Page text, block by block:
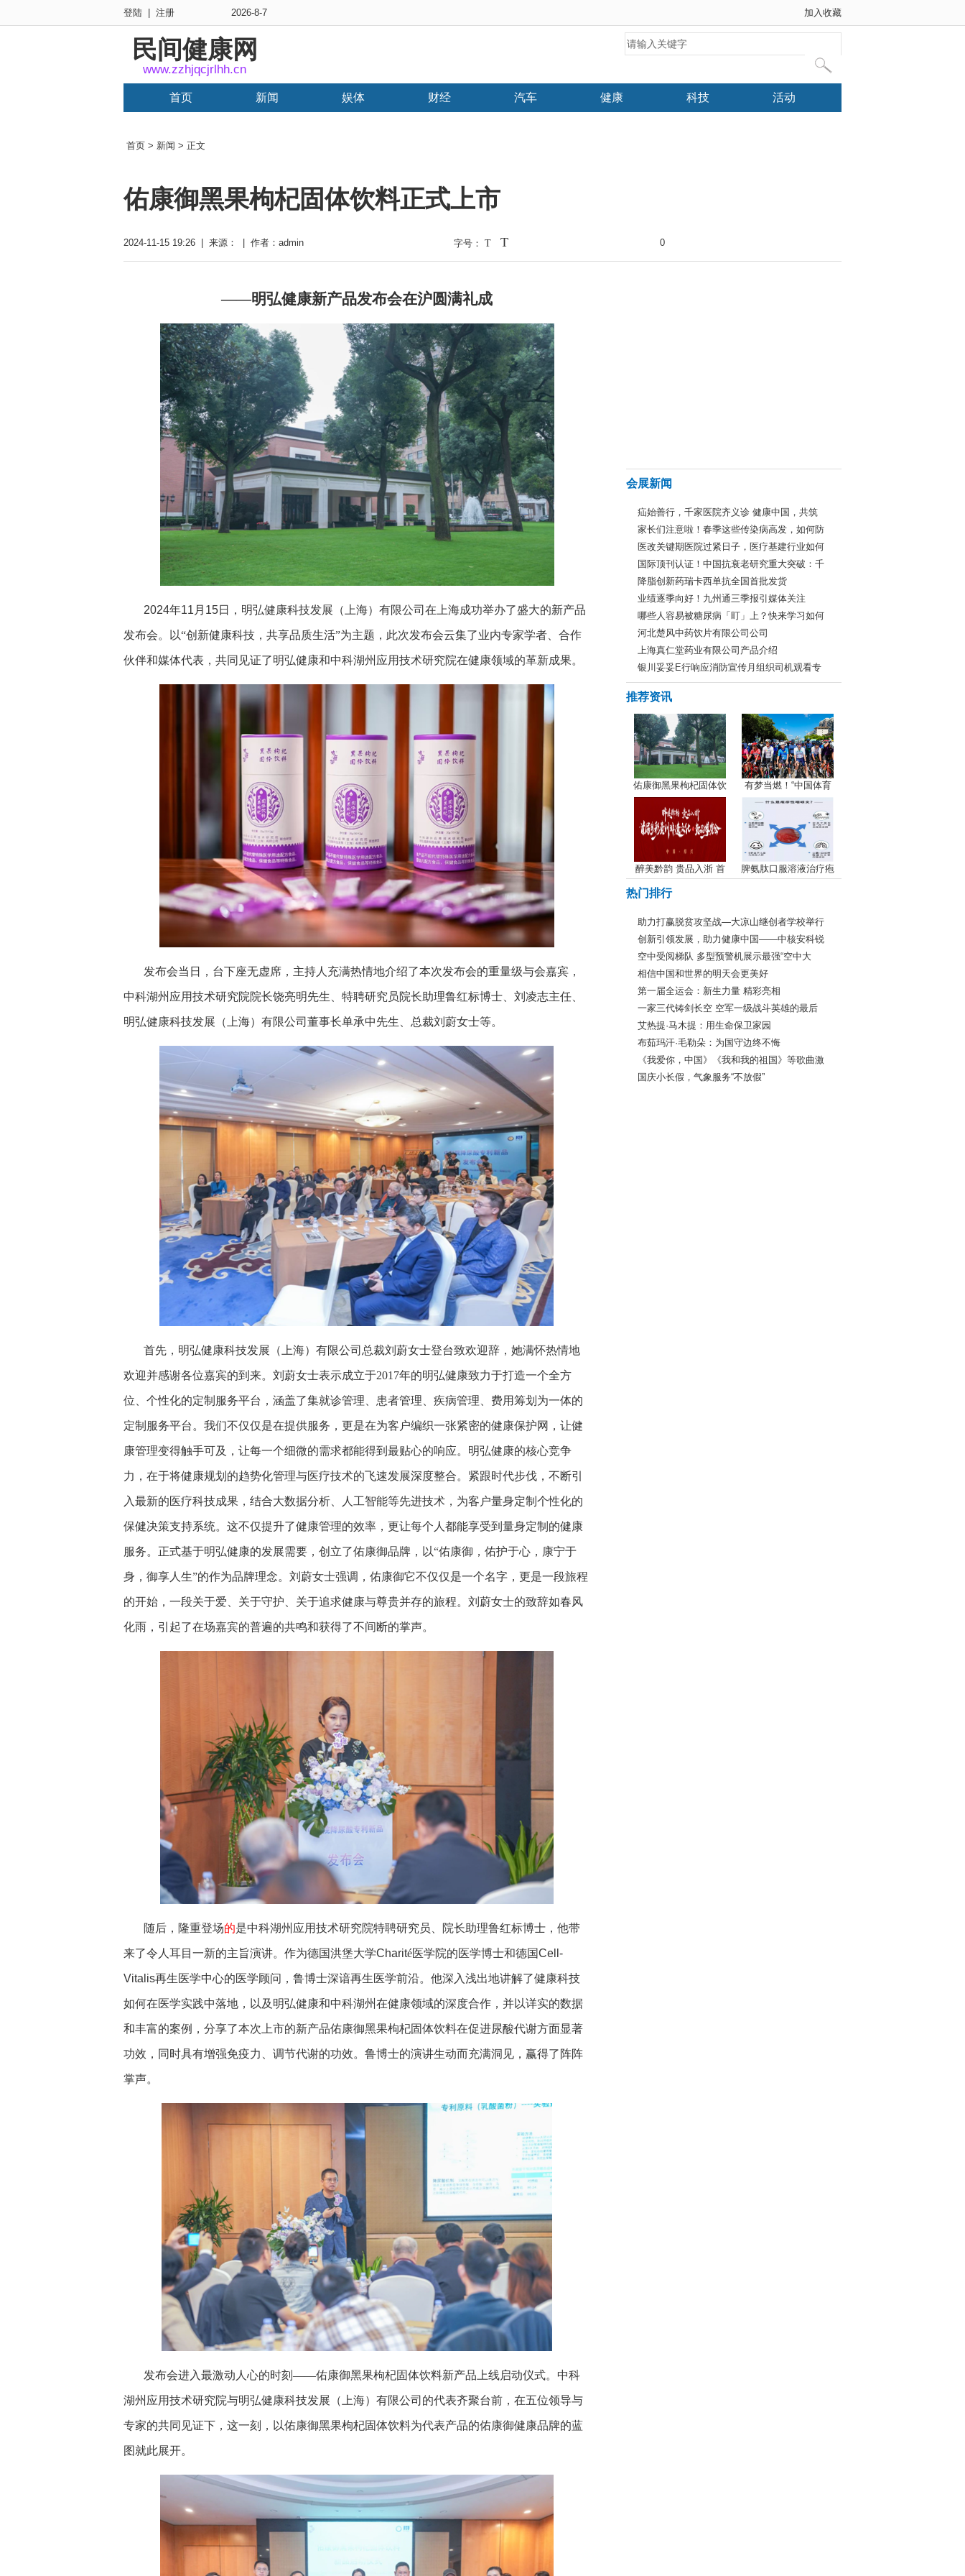
登陆 注册 2026-8-7 加入收藏
民间健康网
www.zzhjqcjrlhh.cn
首页 新闻 娱体 财经 汽车 健康 科技 活动
首页 > 新闻 > 正文
佑康御黑果枸杞固体饮料正式上市
2024-11-15 19:26 | 来源： | 作者：admin 字号： T T 0
——明弘健康新产品发布会在沪圆满礼成
2024年11 月 15日，明弘健康科技发展（上海）有限公司在上海成功举办了盛大的新产品
发布会。以“创新健康科技，共享品质生活”为主题，此次发布会云集了业内专家学者、合作
伙伴和媒体代表，共同见证了明弘健康和中科湖州应用技术研究院在健康领域的革新成果。
发布会当日，台下座无虚席，主持人充满热情地介绍了本次发布会的重量级与会嘉宾，
中科湖州应用技术研究院院长饶亮明先生、特聘研究员院长助理鲁红标博士、刘凌志主任、
明弘健康科技发展（上海）有限公司董事长单承中先生、总裁刘蔚女士等。
首先，明弘健康科技发展（上海）有限公司总裁刘蔚女士登台致欢迎辞，她满怀热情地
欢迎并感谢各位嘉宾的到来。刘蔚女士表示成立于2017年的明弘健康致力于打造一个全方
位、个性化的定制服务平台，涵盖了集就诊管理、患者管理、疾病管理、费用筹划为一体的
定制服务平台。我们不仅仅是在提供服务，更是在为客户编织一张紧密的健康保护网，让健
康管理变得触手可及，让每一个细微的需求都能得到最贴心的响应。明弘健康的核心竞争
力，在于将健康规划的趋势化管理与医疗技术的飞速发展深度整合。紧跟时代步伐，不断引
入最新的医疗科技成果，结合大数据分析、人工智能等先进技术，为客户量身定制个性化的
保健决策支持系统。这不仅提升了健康管理的效率，更让每个人都能享受到量身定制的健康
服务。正式基于明弘健康的发展需要，创立了佑康御品牌，以“佑康御，佑护于心，康宁于
身，御享人生”的作为品牌理念。刘蔚女士强调，佑康御它不仅仅是一个名字，更是一段旅程
的开始，一段关于爱、关于守护、关于追求健康与尊贵并存的旅程。刘蔚女士的致辞如春风
化雨，引起了在场嘉宾的普遍的共鸣和获得了不间断的掌声。
随后，隆重登场的是中科湖州应用技术研究院特聘研究员、院长助理鲁红标博士，他带
来了令人耳目一新的主旨演讲。作为德国洪堡大学Charité医学院的医学博士和德国Cell-
Vitalis再生医学中心的医学顾问，鲁博士深谙再生医学前沿。他深入浅出地讲解了健康科技
如何在医学实践中落地，以及明弘健康和中科湖州在健康领域的深度合作，并以详实的数据
和丰富的案例，分享了本次上市的新产品佑康御黑果枸杞固体饮料在促进尿酸代谢方面显著
功效，同时具有增强免疫力、调节代谢的功效。鲁博士的演讲生动而充满洞见，赢得了阵阵
掌声。
发布会进入最激动人心的时刻——佑康御黑果枸杞固体饮料新产品上线启动仪式。中科
湖州应用技术研究院与明弘健康科技发展（上海）有限公司的代表齐聚台前，在五位领导与
专家的共同见证下，这一刻，以佑康御黑果枸杞固体饮料为代表产品的佑康御健康品牌的蓝
图就此展开。
会展新闻
疝始善行，千家医院齐义诊 健康中国，共筑
家长们注意啦！春季这些传染病高发，如何防
医改关键期医院过紧日子，医疗基建行业如何
国际顶刊认证！中国抗衰老研究重大突破：千
降脂创新药瑞卡西单抗全国首批发货
业绩逐季向好！九州通三季报引媒体关注
哪些人容易被糖尿病「盯」上？快来学习如何
河北楚风中药饮片有限公司公司
上海真仁堂药业有限公司产品介绍
银川妥妥E行响应消防宣传月组织司机观看专
推荐资讯
佑康御黑果枸杞固体饮 有梦当燃！“中国体育
醉美黔韵 贵品入浙 首 脾氨肽口服溶液治疗疱
热门排行
助力打赢脱贫攻坚战—大凉山继创者学校举行
创新引领发展，助力健康中国——中核安科锐
空中受阅梯队 多型预警机展示最强“空中大
相信中国和世界的明天会更美好
第一届全运会：新生力量 精彩亮相
一家三代铸剑长空 空军一级战斗英雄的最后
艾热提·马木提：用生命保卫家园
布茹玛汗·毛勒朵：为国守边终不悔
《我爱你，中国》《我和我的祖国》等歌曲激
国庆小长假，气象服务“不放假”